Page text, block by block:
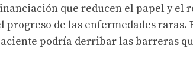
que reducen el papel y el
de las enfermedades raras.
podría derribar las barreras